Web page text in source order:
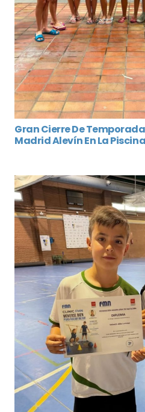
Gran Cierre De
Madrid Alevín En La